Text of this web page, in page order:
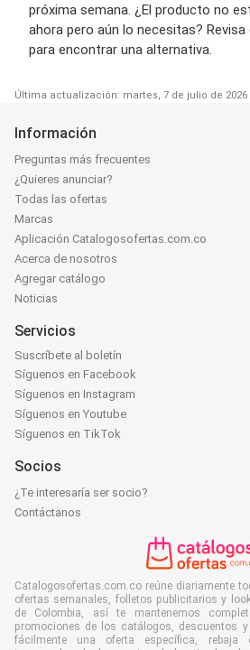
próxima semana. ¿El producto no
ahora pero aún lo necesitas?
para encontrar una alternativa.
Última actualización: martes, 7 de julio de 2026
Información
Preguntas más frecuentes
¿Quieres anunciar?
Todas las ofertas
Marcas
Aplicación Catalogosofertas.com.co
Acerca de nosotros
Agregar catálogo
Noticias
Servicios
Suscríbete al boletín
Síguenos en Facebook
Síguenos en Instagram
Síguenos en Youtube
Síguenos en TikTok
Socios
¿Te interesaría ser socio?
Contáctanos
Catalogosofertas.com.co reúne diariamente
ofertas semanales, folletos publicitarios y
de Colombia, así te mantenemos
promociones de los catálogos, descuentos
fácilmente una oferta específica, rebaja